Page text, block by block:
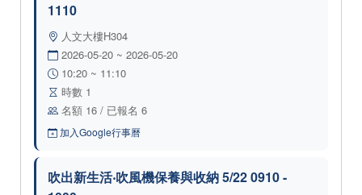
1110
人文大樓H304
2026-05-20 ~ 2026-05-20
10:20 ~ 11:10
時數 1
名額 16 / 已報名 6
加入Google行事曆
吹出新生活‧吹風機保養與收納 5/22 0910 -